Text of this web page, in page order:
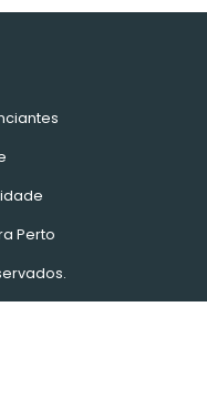
Perto